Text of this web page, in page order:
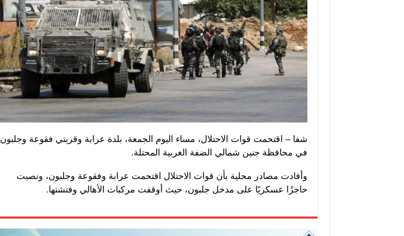
شفا – اقتحمت قوات الاحتلال، مساء اليوم الجمعة، بلدة عرابة وقريتي فقوعة وجلبون
في محافظة جنين شمالي الضفة الغربية المحتلة.
وأفادت مصادر محلية بأن قوات الاحتلال اقتحمت عرابة وفقوعة وجلبون، ونصبت
حاجزًا عسكريًا على مدخل جلبون، حيث أوقفت مركبات الأهالي وفتشتها.